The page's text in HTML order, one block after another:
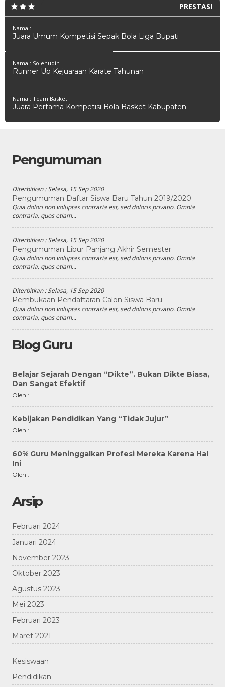
PRESTASI
Nama :
Juara Umum Kompetisi Sepak Bola Liga Bupati
Nama : Solehudin
Runner Up Kejuaraan Karate Tahunan
Nama : Team Basket
Juara Pertama Kompetisi Bola Basket Kabupaten
Pengumuman
Diterbitkan :Selasa, 15 Sep 2020
Pengumuman Daftar Siswa Baru Tahun 2019/2020
Quia dolori non voluptas contraria est, sed doloris privatio. Omnia
contraria, quos etiam...
Diterbitkan :Selasa, 15 Sep 2020
Pengumuman Libur Panjang Akhir Semester
Quia dolori non voluptas contraria est, sed doloris privatio. Omnia
contraria, quos etiam...
Diterbitkan :Selasa, 15 Sep 2020
Pembukaan Pendaftaran Calon Siswa Baru
Quia dolori non voluptas contraria est, sed doloris privatio. Omnia
contraria, quos etiam...
Blog Guru
Belajar Sejarah Dengan “Dikte”. Bukan Dikte Biasa,
Dan Sangat Efektif
Oleh :
Kebijakan Pendidikan Yang “Tidak Jujur”
Oleh :
60% Guru Meninggalkan Profesi Mereka Karena Hal
Ini
Oleh :
Arsip
Februari 2024
Januari 2024
November 2023
Oktober 2023
Agustus 2023
Mei 2023
Februari 2023
Maret 2021
Kesiswaan
Pendidikan